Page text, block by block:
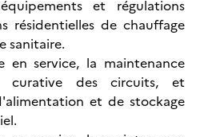
et régulations
résidentielles de chauffage
sanitaire.
en service, la maintenance
curative des circuits, et
et de stockage